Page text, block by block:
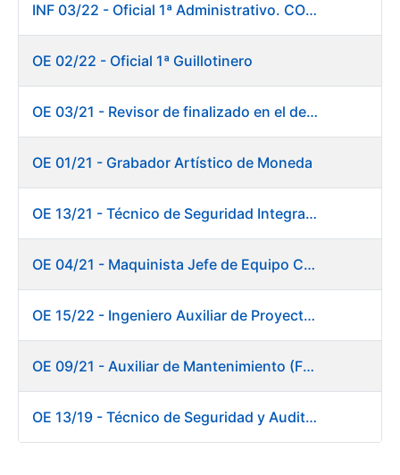
INF 03/22 - Oficial 1ª Administrativo. CONSOLIDACIÓN EMPLEO TEMPORAL LARGA DURACIÓN
OE 02/22 - Oficial 1ª Guillotinero
OE 03/21 - Revisor de finalizado en el departamento Fábrica de Papel - Burgos
OE 01/21 - Grabador Artístico de Moneda
OE 13/21 - Técnico de Seguridad Integral (Centro de Trabajo de Burgos)
OE 04/21 - Maquinista Jefe de Equipo Corte y Enfajado
OE 15/22 - Ingeniero Auxiliar de Proyectos - DIT
OE 09/21 - Auxiliar de Mantenimiento (Fábrica de Papel)
OE 13/19 - Técnico de Seguridad y Auditoría Informática. Dirección de Sistemas de Información